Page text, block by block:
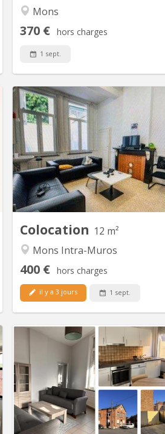
Mons
370 € hors charges
1 sept.
Colocation 12 m²
Mons Intra-Muros
400 € hors charges
il y a 3 jours 1 sept.
Immeuble à proximité de la
Place de Mons Chambre dans une
location de 9 étudiants Loyer
charges comprises cuisine -
cour ext Tout nouveau bloc
KM
Colocation 4 chambres -
rénovée en 2025 Rue Jules Cornet
Mons Loyers par chambre: - 400
80 € charges (chambres avec
partagée avec un seul
500 € + 80 € charges (chambres